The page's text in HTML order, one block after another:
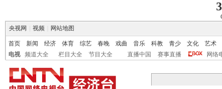
央视网
视频 网站地图
首页 新闻 经济 体育 综艺 春晚 戏曲 音乐 科教 青少 文化
艺术
电视
频道大全 栏目大全 节目大全 直播中国 赛事直播 网络